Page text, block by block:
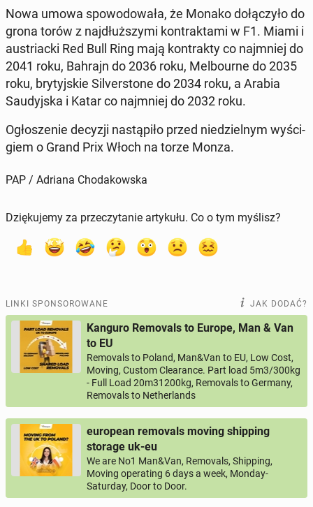
Nowa umowa spo­wo­do­wa­ła, że Monako do­łą­czy­ło do
grona torów z naj­dłuż­szy­mi kon­trak­ta­mi w F1. Miami i
au­striac­ki Red Bull Ring mają kon­trak­ty co naj­mniej do
2041 roku, Bahrajn do 2036 roku, Mel­bo­ur­ne do 2035
roku, bry­tyj­skie Si­lver­sto­ne do 2034 roku, a Arabia
Sau­dyj­ska i Katar co naj­mniej do 2032 roku.
Ogło­sze­nie decyzji na­stą­pi­ło przed nie­dziel­nym wy­ści­
giem o Grand Prix Włoch na torze Monza.
PAP / Adriana Chodakowska
Dziękujemy za przeczytanie artykułu. Co o tym myślisz?
LINKI SPONSOROWANE JAK DODAĆ?
Kanguro Removals to Europe, Man & Van
to EU
Removals to Poland, Man&Van to EU, Low Cost,
Moving, Custom Clearance. Part load 5m3/300kg
- Full Load 20m31200kg, Removals to Germany,
Removals to Netherlands
european removals moving shipping
storage uk-eu
We are No1 Man&Van, Removals, Shipping,
Moving operating 6 days a week, Monday-
Saturday, Door to Door.